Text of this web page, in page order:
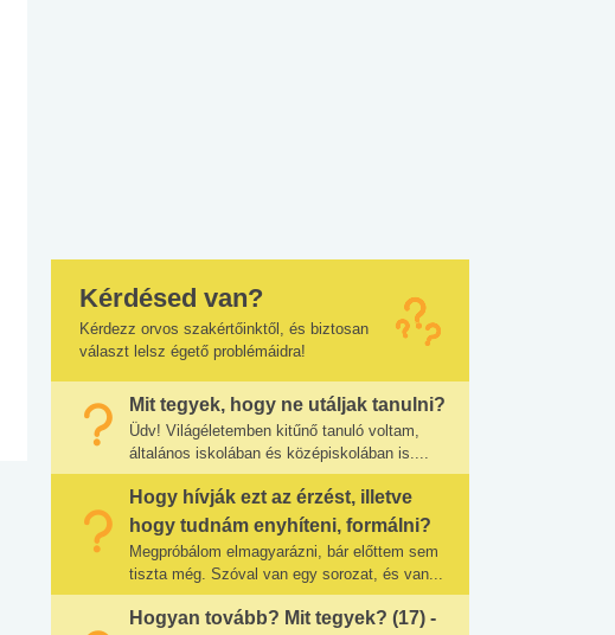
Kérdésed van?
Kérdezz orvos szakértőinktől, és biztosan
választ lelsz égető problémáidra!
Mit tegyek, hogy ne utáljak tanulni?
Üdv! Világéletemben kitűnő tanuló voltam,
általános iskolában és középiskolában is....
Hogy hívják ezt az érzést, illetve
hogy tudnám enyhíteni, formálni?
Megpróbálom elmagyarázni, bár előttem sem
tiszta még. Szóval van egy sorozat, és van...
Hogyan tovább? Mit tegyek? (17) -